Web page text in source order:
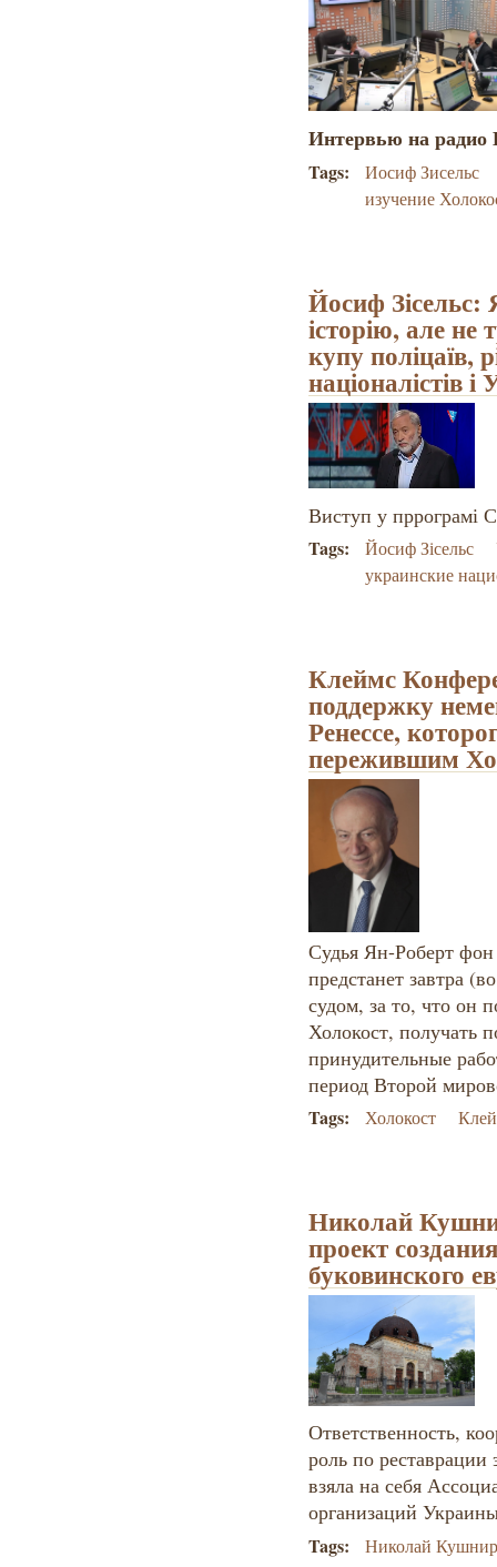
Интервью на радио
Tags:
Иосиф Зисельс
изучение
Йосиф Зісельс:
історію, але не
купу поліцаїв,
націоналістів
Виступ у пррограмі
Tags: Йосиф Зісельс
украинские
Клеймс
поддержку
Ренессе,
пережившим
Судья Ян-Роберт фон
предстанет завтра
судом, за то, что он
Холокост, получать
принудительные
период Второй
Tags: Холокост
Николай
проект
буковинского
Ответственность,
роль по реставрации
взяла на себя
организаций
Tags: Николай